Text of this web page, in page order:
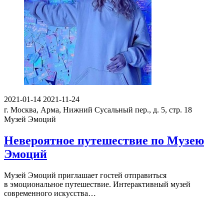
2021-01-14 2021-11-24
г. Москва, Арма, Нижний Сусальный пер., д. 5, стр. 18
Музей Эмоций
Невероятное путешествие по Музею
Эмоций
Музей Эмоций приглашает гостей отправиться
в эмоциональное путешествие. Интерактивный музей
современного искусства…